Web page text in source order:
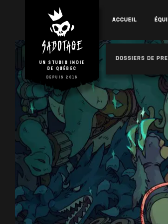
UN STUDIO INDIE
DE QUÉBEC
DEPUIS 2016
ACCUEIL
DOSSIERS DE